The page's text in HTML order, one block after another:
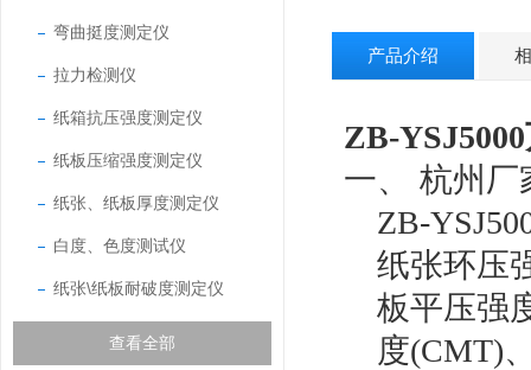
弯曲挺度测定仪
拉力检测仪
纸箱抗压强度测定仪
纸板压缩强度测定仪
纸张、纸板厚度测定仪
白度、色度测试仪
纸张\纸板耐破度测定仪
查看全部
产品介绍
ZB-YSJ5000
一、
杭州厂
ZB-
纸张环压
板平压强
度(CMT)